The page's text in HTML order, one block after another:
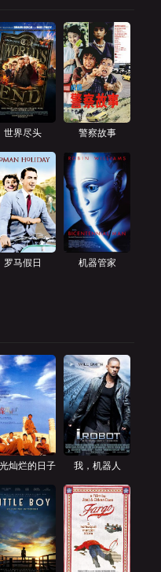
世界尽头 警察故事
罗马假日 机器管家
灿烂的日子 我，机器人